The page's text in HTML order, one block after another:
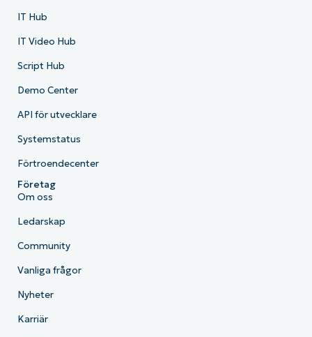
IT Hub
IT Video Hub
Script Hub
Demo Center
API för utvecklare
Systemstatus
Förtroendecenter
Företag
Om oss
Ledarskap
Community
Vanliga frågor
Nyheter
Karriär